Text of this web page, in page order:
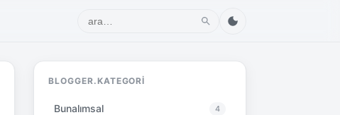
BLOGGER.KATEGORI
Bunalımsal 4